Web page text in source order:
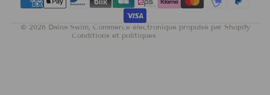
© 2026 Daïna Swim, Commerce électronique propulsé par Shopify
Conditions et politiques